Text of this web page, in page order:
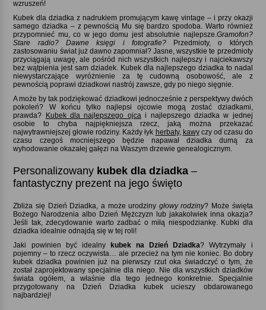
wzruszeń!
Kubek dla dziadka z nadrukiem promującym kawę vintage – i przy okazji
samego dziadka – z pewnością Mu się bardzo spodoba. Warto również
przypomnieć mu, co w jego domu jest absolutnie najlepsze. Gramofon
Stare radio? Dawne księgi i fotografiePrzedmioty, o których
zastosowaniu świat już dawno zapomniał? Jasne, wszystkie te przedmioty
przyciągają uwagę, ale pośród nich wszystkich najlepszy i najciekawszy
bez wątpienia jest sam dziadek. Kubek dla najlepszego dziadka to nadal
niewystarczające wyróżnienie za tę cudowną osobowość, ale z
pewnością poprawi dziadkowi nastrój zawsze, gdy po niego sięgnie.
A może by tak podziękować dziadkowi jednocześnie z perspektywy dwóch
pokoleń? W końcu tylko najlepsi ojcowie mogą zostać dziadkami,
prawda Kubek dla najlepszego ojca i najlepszego dziadka w jednej
osobie to chyba najpiękniejsza rzecz, jaką można przekazać
najwytrawniejszej głowie rodziny. Każdy łyk herbaty, kawyczy od czasu do
czasu czegoś mocniejszego będzie napawał dziadka dumą za
wyhodowanie okazałej gałęzi na Waszym drzewie genealogicznym.
Personalizowany kubek dla dziadka –
fantastyczny prezent na jego święto
Zbliża się Dzień Dziadka, a może urodziny głowy rodzinyMoże święta
Bożego Narodzenia albo Dzień Mężczyzn lub jakakolwiek inna okazja
Jeśli tak, zdecydowanie warto zadbać o miłą niespodziankę. Kubki dla
dziadka idealnie odnajdą się w tej roli!
Jaki powinien być idealny kubek na Dzień DziadkaWytrzymały i
pojemny – to rzecz oczywista… ale przecież na tym nie koniec. Bo dobry
kubek dziadka powinien już na pierwszy rzut oka świadczyć o tym, że
został zaprojektowany specjalnie dla niego. Nie dla wszystkich dziadków
świata ogółem, a właśnie dla tego jednego konkretnie. Specjalnie
przygotowany na Dzień Dziadka kubek ucieszy obdarowanego
najbardziej!